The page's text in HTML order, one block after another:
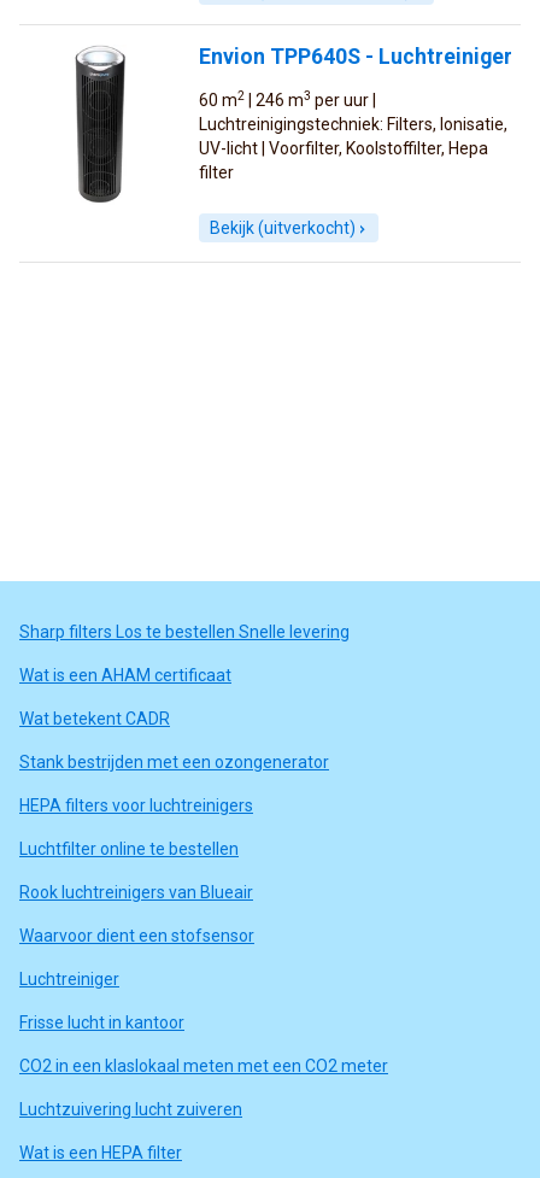
Envion TPP640S - Luchtreiniger
60 m2 | 246 m3 per uur |
Luchtreinigingstechniek: Filters, Ionisatie,
UV-licht | Voorfilter, Koolstoffilter, Hepa
filter
Bekijk (uitverkocht)
Sharp filters Los te bestellen Snelle levering
Wat is een AHAM certificaat
Wat betekent CADR
Stank bestrijden met een ozongenerator
HEPA filters voor luchtreinigers
Luchtfilter online te bestellen
Rook luchtreinigers van Blueair
Waarvoor dient een stofsensor
Luchtreiniger
Frisse lucht in kantoor
CO2 in een klaslokaal meten met een CO2 meter
Luchtzuivering lucht zuiveren
Wat is een HEPA filter